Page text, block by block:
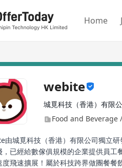
Home
webite
城覓科技（香港）有限
Food and Beverage
由城覓科技（香港）有限公司獨立
，已經給數傢俱規模的企業提供員
度飛速擴展！屬於科技跨界做團餐餐